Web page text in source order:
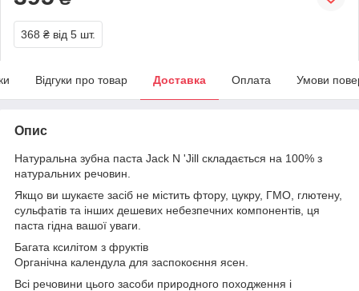
368 ₴ від 5 шт.
Відгуки про товар Доставка Оплата Умови
Опис
Натуральна зубна паста Jack N 'Jill складається на 100% з
натуральних речовин.
Якщо ви шукаєте засіб не містить фтору, цукру, ГМО, глютену,
сульфатів та інших дешевих небезпечних компонентів, ця
паста гідна вашої уваги.
Багата ксилітом з фруктів
Органічна календула для заспокоєння ясен.
Всі речовини цього засоби природного походження і